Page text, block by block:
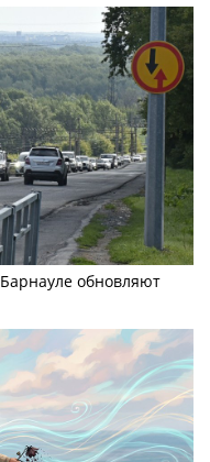
обновляют